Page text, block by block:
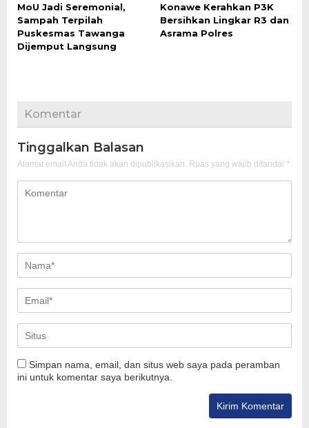
MoU Jadi Seremonial,
Sampah Terpilah
Puskesmas Tawanga
Dijemput Langsung
Konawe Kerahkan P3K
Bersihkan Lingkar R3 dan
Asrama Polres
Komentar
Tinggalkan Balasan
Alamat email Anda tidak akan dipublikasikan. Ruas yang wajib ditandai *
Simpan nama, email, dan situs web saya pada peramban
ini untuk komentar saya berikutnya.